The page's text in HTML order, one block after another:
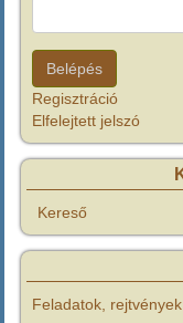
Regisztráció
Elfelejtett jelszó
Kereső
Feladatok, rejtvények